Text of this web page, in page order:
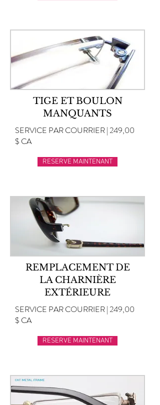
TIGE ET BOULON
MANQUANTS
SERVICE PAR COURRIER | 249,00
$ CA
RESERVE MAINTENANT
REMPLACEMENT DE
LA CHARNIÈRE
EXTÉRIEURE
SERVICE PAR COURRIER | 249,00
$ CA
RESERVE MAINTENANT